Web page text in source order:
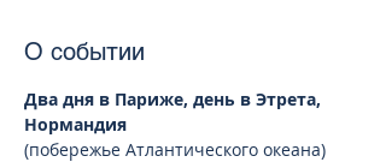
О событии
Два дня в Париже, день в Этрета,
Нормандия
(побережье Атлантического океана)